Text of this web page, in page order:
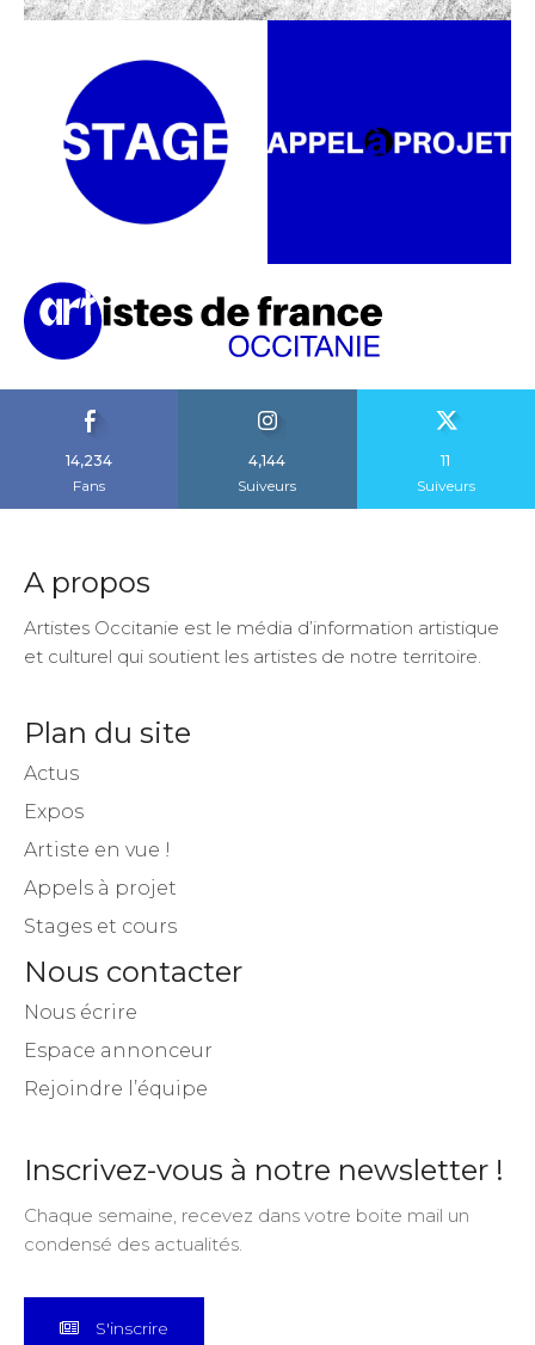
14,234
Fans
4,144
Suiveurs
11
Suiveurs
A propos
Artistes Occitanie est le média d’information artistique
et culturel qui soutient les artistes de notre territoire.
Plan du site
Actus
Expos
Artiste en vue !
Appels à projet
Stages et cours
Nous contacter
Nous écrire
Espace annonceur
Rejoindre l’équipe
Inscrivez-vous à notre newsletter !
Chaque semaine, recevez dans votre boite mail un
condensé des actualités.
S'inscrire